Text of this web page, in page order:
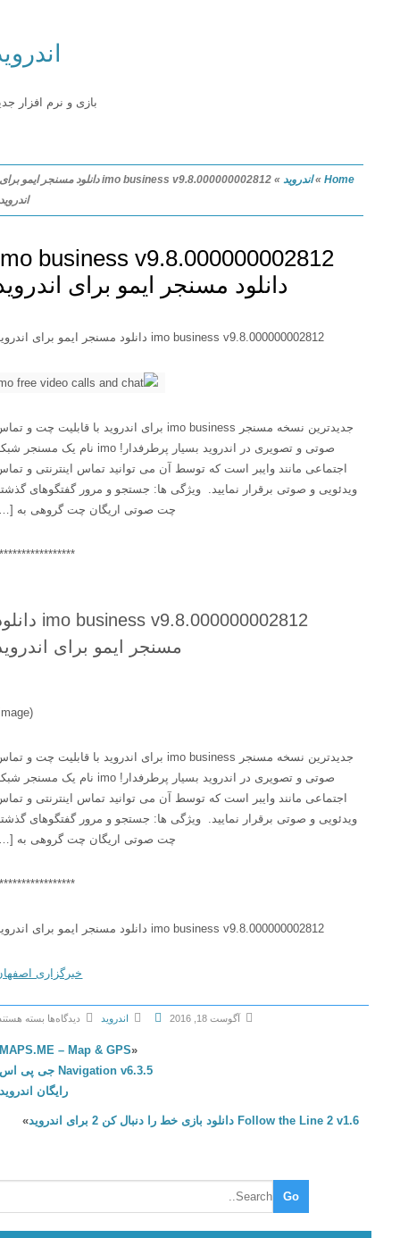
اندروید
بازی و نرم افزار جدید
Home
»اندروید»
imo business v9.8.000000002812 دانلود مسنجر ایمو برای
اندروید
imo business v9.8.000000002812
دانلود مسنجر ایمو برای اندروید
imo business v9.8.000000002812 دانلود مسنجر ایمو برای اندروید
جدیدترین نسخه مسنجر imo business برای اندروید با قابلیت چت و تماس
صوتی و تصویری در اندروید بسیار پرطرفدار! imo نام یک مسنجر شبکه
اجتماعی مانند وایبر است که توسط آن می توانید تماس اینترنتی و تماس
ویدئویی و صوتی برقرار نمایید. ویژگی ها: جستجو و مرور گفتگوهای گذشته
چت صوتی اریگان چت گروهی به […]
******************
imo business v9.8.000000002812 دانلود
مسنجر ایمو برای اندروید
جدیدترین نسخه مسنجر imo business برای اندروید با قابلیت چت و تماس
صوتی و تصویری در اندروید بسیار پرطرفدار! imo نام یک مسنجر شبکه
اجتماعی مانند وایبر است که توسط آن می توانید تماس اینترنتی و تماس
ویدئویی و صوتی برقرار نمایید. ویژگی ها: جستجو و مرور گفتگوهای گذشته
چت صوتی اریگان چت گروهی به […]
******************
imo business v9.8.000000002812 دانلود مسنجر ایمو برای اندروید
خبرگزاری اصفهان
آگوست 18, 2016 اندروید
دیدگاه‌ها
ی
i
b
بسته هستند
MAPS.ME – Map & GPS
Navigation v6.3.5 جی پی اس
رایگان اندروید
Follow the Line 2 v1.6 دانلود بازی خط را دنبال کن 2 برای اندروید »